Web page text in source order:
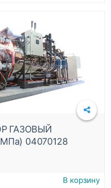
ГАЗОВЫЙ
04070128
В корзину